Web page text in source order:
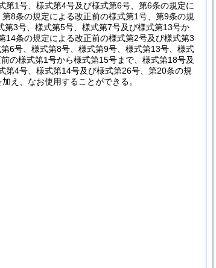
1号、様式第4号及び様式第6号、第6条の規定に
8条の規定による改正前の様式第1号、第9条の規
3号、様式第5号、様式第7号及び様式第13号か
14条の規定による改正前の様式第2号及び様式第3
6号、様式第8号、様式第9号、様式第13号、様式
の様式第1号から様式第15号まで、様式第18号及
4号、様式第14号及び様式第26号、第20条の規
え、なお使用することができる。